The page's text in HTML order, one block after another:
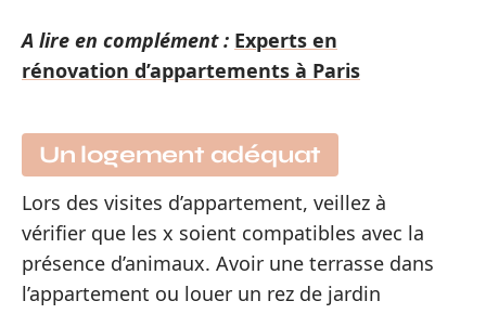
A lire en complément : Experts en
rénovation d’appartements à Paris
Un logement adéquat
Lors des visites d’appartement, veillez à
vérifier que les x soient compatibles avec la
présence d’animaux. Avoir une terrasse dans
l’appartement ou louer un rez de jardin